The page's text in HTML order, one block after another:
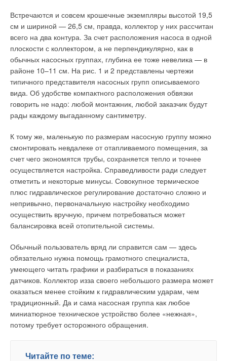
Встречаются и совсем крошечные экземпляры высотой 19,5
см и шириной — 26,5 см, правда, коллектор у них рассчитан
всего на два контура. За счет расположения насоса в одной
плоскости с коллектором, а не перпендикулярно, как в
обычных насосных группах, глубина ее тоже невелика — в
районе 10–11 см. На рис. 1 и 2 представлены чертежи
типичного представителя насосных групп описываемого
вида. Об удобстве компактного расположения обвязки
говорить не надо: любой монтажник, любой заказчик будут
рады каждому выгаданному сантиметру.
К тому же, маленькую по размерам насосную группу можно
смонтировать невдалеке от отапливаемого помещения, за
счет чего экономятся трубы, сохраняется тепло и точнее
осуществляется настройка. Справедливости ради следует
отметить и некоторые минусы. Совокупное термическое
плюс гидравлическое регулирование достаточно сложно и
непривычно, первоначальную настройку необходимо
осуществить вручную, причем потребоваться может
балансировка всей отопительной системы.
Обычный пользователь вряд ли справится сам — здесь
обязательно нужна помощь грамотного специалиста,
умеющего читать графики и разбираться в показаниях
датчиков. Коллектор изза своего небольшого размера может
оказаться менее стойким к гидравлическим ударам, чем
традиционный. Да и сама насосная группа как любое
миниатюрное техническое устройство более «нежная»,
потому требует осторожного обращения.
Читайте по теме:
график времени ускорения/замедления. В том случае, если
требуется особенно высокий пусковой момент, пусковое
напряжение можно повысить на 55%. Однако, при
нормальных условиях эксплуатации этого не требуется.
При плавном пуске электродвигателя его выключатель
обеспечивает подачу тока несинусоидальной формы и в
определенной мере создает высшие гармоники. В связи с
очень коротким временем ускорения/замедления с
практической точки зрения (и в нормах, касающихся высших
выключатель плавного пуска рекомендуется устанавливать
вместе с обходным контактором, чтобы электродвигатель в
процессе эксплуатации работал в режиме DОL.
Тем самым обеспечивается минимальный износ и потеря
мощности в устройстве для плавного пуска. В том случае,
если плавный пуск электродвигателей производится через
обходной контактор, они могут работать с системой тепловой
защиты (Tempcon).
Пуск посредством преобразователя частоты(FC). Пуск
электродвигателя посредством преобразователя частоты
представляет собой идеальный вариант с точки зрения
уменьшения пускового тока, а также импульса давления.
Преимущество метода в том, что пусковой ток все время
удерживают на уровне номинального. Это означает, что
число требуемых в течение часа включений и отключений
может быть установлено любым.
плавного пуска и останова за счет частотных
Необходимо отметить, что практически все европейские
парогенераторы являются ТЭНовыми. Производительность
электрических парогенераторов европейских фирм редко
превышает 100–150 кг/ч. Более мощные модели
изготавливаются уже только«под заказ».
Критерии выбора парогенератора
Расход пара, выработка пара или производительность по
пару — основная техническая характеристика
подбора парогенератора также надо знать давление пара,
которое он должен обеспечивать. Расход пара часто не
сравнивается при одинаковых условиях, что может
приводить к ошибке при выборе или покупке (котел может
оказаться других габаритов или мощностей). Причина этому
— то, что при выборе котла надо както классифицировать
выработку пара. Вот три термина, обычно характеризующие
выработку пара:
питательной воды (например, при 100 °C) и давлении
пара на выходе 0 атм;
максимальная выработка пара;
полезная выработка пара.
Производительность парогенератора — выработка пара
котлом на выходном фланце при температуре питательной
воды 100 °C и давлении пара 0 атм, т.е. при температуре
пара также 100 °C. Это наиболее часто и широко
указывается в большинстве брошюр и др. технических